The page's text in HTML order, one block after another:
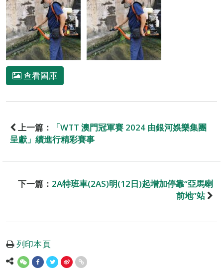
查看圖庫
上一篇：
「WTT 澳門冠軍賽 2024 由銀河娛樂集團
呈獻」續進行精彩賽事
下一篇： 2A特班車(2AS)明(12日)起增加停靠“亞馬喇
前地”站
列印本頁